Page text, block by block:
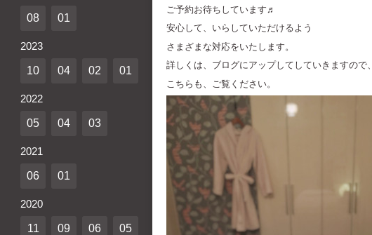
ご予約お待ちしています♬
安心して、いらしていただけるよう
さまざまな対応をいたします。
詳しくは、ブログにアップしてしていきますので、
こちらも、ご覧ください。
08 01
2023
10 04 02 01
2022
05 04 03
2021
06 01
2020
11 09 06 05